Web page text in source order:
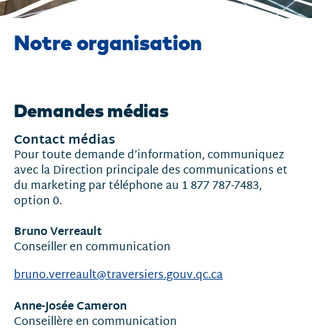
Notre organisation
et
communiqués
Demandes médias
Contact médias
Pour toute demande d’information, communiquez
avec la Direction principale des communications et
du marketing par téléphone au 1 877 787-7483,
option 0.
Bruno Verreault
Conseiller en communication
bruno.verreault@traversiers.gouv.qc.ca
Anne-Josée Cameron
Conseillère en communication